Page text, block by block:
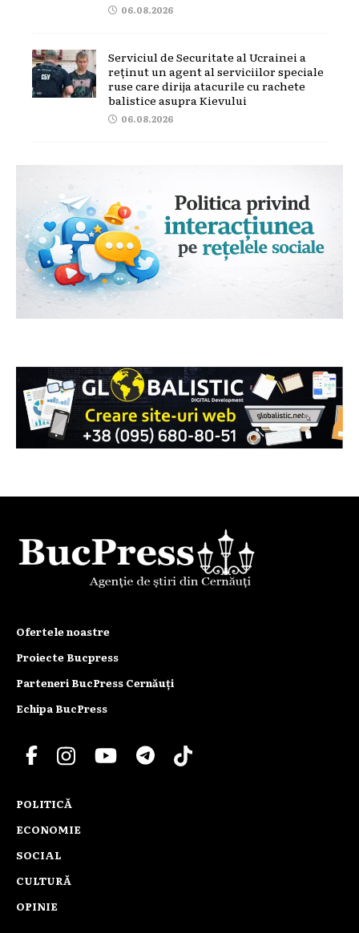
06.08.2026
Serviciul de Securitate al Ucrainei a
reținut un agent al serviciilor speciale
ruse care dirija atacurile cu rachete
balistice asupra Kievului
06.08.2026
Ofertele noastre
Proiecte Bucpress
Parteneri BucPress Cernăuți
Echipa BucPress
POLITICĂ
ECONOMIE
SOCIAL
CULTURĂ
OPINIE